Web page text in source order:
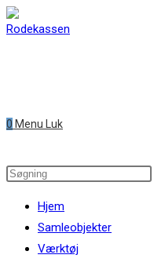
Skip
to
0 Menu Luk
Search
website
Hjem
Samleobjekter
Værktøj